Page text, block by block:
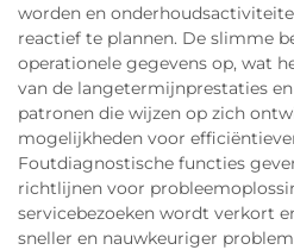
worden en
reactief te plannen. De slimme
operationele gegevens op, wat
van de langetermijnprestaties
patronen die wijzen op zich
mogelijkheden voor
Foutdiagnostische functies
richtlijnen voor
servicebezoeken wordt verkort
sneller en nauwkeuriger